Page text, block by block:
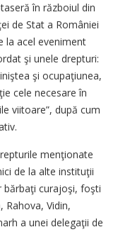
în războiul din
de Stat a României
la acel eveniment
şi unele drepturi:
şi ocupaţiunea,
cele necesare în
viitoare”, după cum
menţionate
de la alte instituţii
bărbaţi curajoşi, foşti
Rahova, Vidin,
a unei delegaţii de